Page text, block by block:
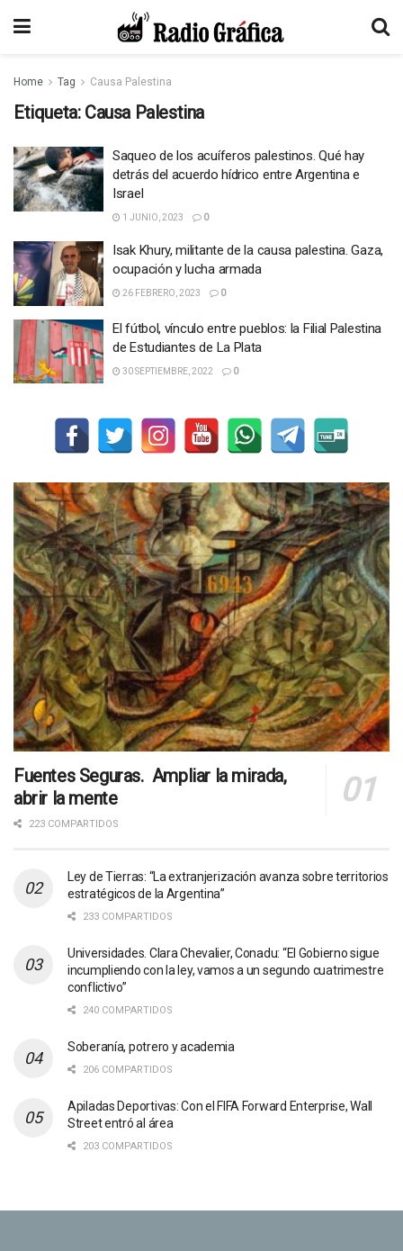
Home Tag Causa Palestina
Etiqueta: Causa Palestina
Saqueo de los acuíferos palestinos. Qué hay
detrás del acuerdo hídrico entre Argentina e
Israel
1 JUNIO, 2023 0
Isak Khury, militante de la causa palestina. Gaza,
ocupación y lucha armada
26 FEBRERO, 2023 0
El fútbol, vínculo entre pueblos: la Filial Palestina
de Estudiantes de La Plata
30 SEPTIEMBRE, 2022 0
Fuentes Seguras. Ampliar la mirada,
abrir la mente
223 COMPARTIDOS
Ley de Tierras: “La extranjerización avanza sobre territorios
estratégicos de la Argentina”
233 COMPARTIDOS
Universidades. Clara Chevalier, Conadu: “El Gobierno sigue
incumpliendo con la ley, vamos a un segundo cuatrimestre
conflictivo”
240 COMPARTIDOS
Soberanía, potrero y academia
206 COMPARTIDOS
Apiladas Deportivas: Con el FIFA Forward Enterprise, Wall
Street entró al área
203 COMPARTIDOS